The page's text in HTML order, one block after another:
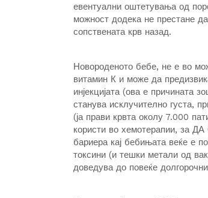
евентуални оштетувања од
можност додека не престане
сопствената крв назад.
Новороденото бебе, не е во
витамин К и може да
инјекцијата (ова е причината
станува исклучително густа,
(ја прави крвта околу 7.000
користи во хемотерапии,
бариера кај бебињата веќе е
токсини (и тешки метали од
доведува до повеќе